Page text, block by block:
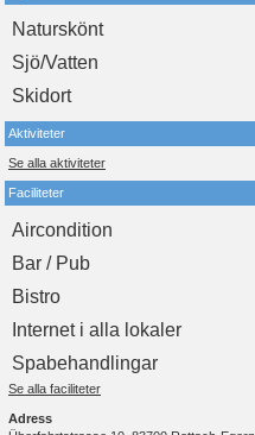
Naturskönt
Sjö/Vatten
Skidort
Aktiviteter
Se alla aktiviteter
Faciliteter
Aircondition
Bar / Pub
Bistro
Internet i alla lokaler
Spabehandlingar
Se alla faciliteter
Adress